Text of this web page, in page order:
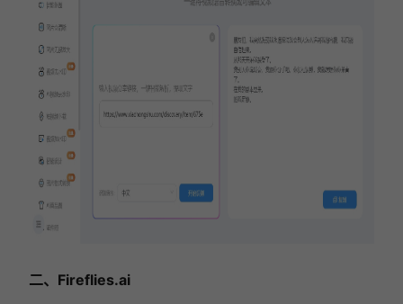
二、Fireflies.ai